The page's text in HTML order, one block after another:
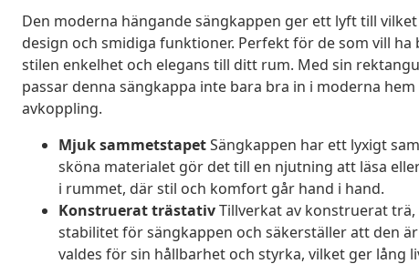
Den moderna hängande sängkappen ger ett lyft till
design och smidiga funktioner. Perfekt för de som vill
stilen enkelhet och elegans till ditt rum. Med sin
passar denna sängkappa inte bara bra in i moderna
avkoppling.
Mjuk sammetstapetSängkappen har ett lyxigt
sköna materialet gör det till en njutning att läsa
i rummet, där stil och komfort går hand i hand.
Konstruerat trästativTillverkat av konstruerat
stabilitet för sängkappen och säkerställer att den
valdes för sin hållbarhet och styrka, vilket ger lång